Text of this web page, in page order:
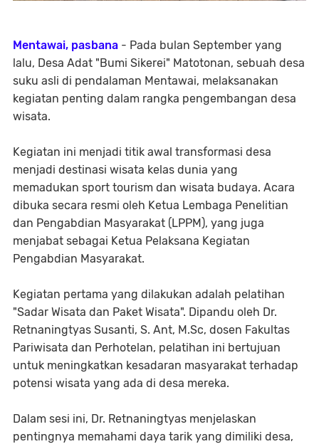
Mentawai, pasbana - Pada bulan September yang
lalu, Desa Adat "Bumi Sikerei" Matotonan, sebuah desa
suku asli di pendalaman Mentawai, melaksanakan
kegiatan penting dalam rangka pengembangan desa
wisata.
Kegiatan ini menjadi titik awal transformasi desa
menjadi destinasi wisata kelas dunia yang
memadukan sport tourism dan wisata budaya. Acara
dibuka secara resmi oleh Ketua Lembaga Penelitian
dan Pengabdian Masyarakat (LPPM), yang juga
menjabat sebagai Ketua Pelaksana Kegiatan
Pengabdian Masyarakat.
Kegiatan pertama yang dilakukan adalah pelatihan
"Sadar Wisata dan Paket Wisata". Dipandu oleh Dr.
Retnaningtyas Susanti, S. Ant, M.Sc, dosen Fakultas
Pariwisata dan Perhotelan, pelatihan ini bertujuan
untuk meningkatkan kesadaran masyarakat terhadap
potensi wisata yang ada di desa mereka.
Dalam sesi ini, Dr. Retnaningtyas menjelaskan
pentingnya memahami daya tarik yang dimiliki desa,